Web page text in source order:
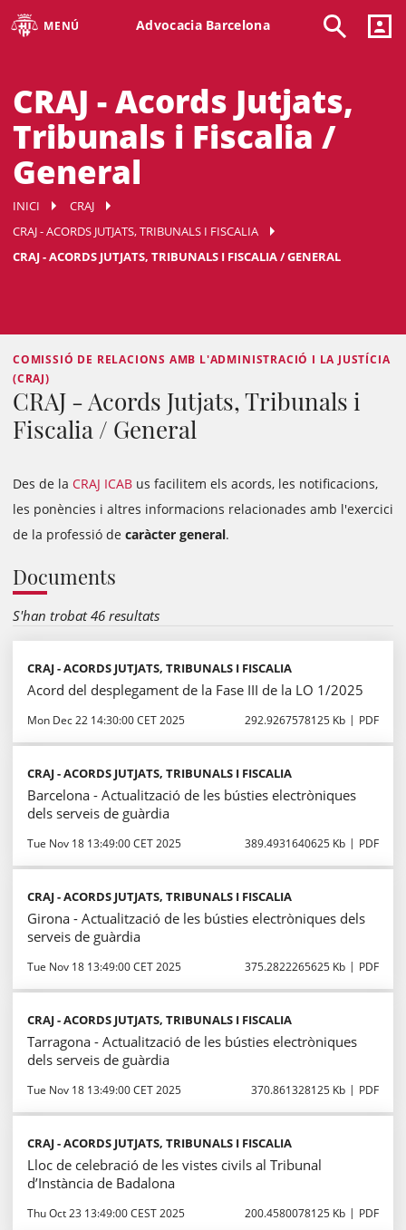
MENÚ Advocacia Barcelona
CRAJ - Acords Jutjats,
Tribunals i Fiscalia /
General
INICI
CRAJ
CRAJ - ACORDS JUTJATS, TRIBUNALS I FISCALIA
CRAJ - ACORDS JUTJATS, TRIBUNALS I FISCALIA / GENERAL
COMISSIÓ DE RELACIONS AMB L'ADMINISTRACIÓ I LA JUSTÍCIA
(CRAJ)
CRAJ - Acords Jutjats, Tribunals i
Fiscalia / General
Des de la CRAJ ICAB us facilitem els acords, les notificacions,
les ponències i altres informacions relacionades amb l'exercici
de la professió de caràcter general.
Documents
S'han trobat 46 resultats
CRAJ - ACORDS JUTJATS, TRIBUNALS I FISCALIA
Acord del desplegament de la Fase III de la LO 1/2025
Mon Dec 22 14:30:00 CET 2025 292.9267578125 Kb PDF
CRAJ - ACORDS JUTJATS, TRIBUNALS I FISCALIA
Barcelona - Actualització de les bústies electròniques
dels serveis de guàrdia
Tue Nov 18 13:49:00 CET 2025 389.4931640625 Kb PDF
CRAJ - ACORDS JUTJATS, TRIBUNALS I FISCALIA
Girona - Actualització de les bústies electròniques dels
serveis de guàrdia
Tue Nov 18 13:49:00 CET 2025 375.2822265625 Kb PDF
CRAJ - ACORDS JUTJATS, TRIBUNALS I FISCALIA
Tarragona - Actualització de les bústies electròniques
dels serveis de guàrdia
Tue Nov 18 13:49:00 CET 2025 370.861328125 Kb PDF
CRAJ - ACORDS JUTJATS, TRIBUNALS I FISCALIA
Lloc de celebració de les vistes civils al Tribunal
d’Instància de Badalona
Thu Oct 23 13:49:00 CEST 2025 200.4580078125 Kb PDF